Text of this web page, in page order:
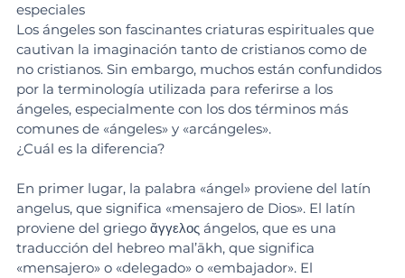
especiales
Los ángeles son fascinantes criaturas espirituales que
cautivan la imaginación tanto de cristianos como de
no cristianos. Sin embargo, muchos están confundidos
por la terminología utilizada para referirse a los
ángeles, especialmente con los dos términos más
comunes de «ángeles» y «arcángeles».
¿Cuál es la diferencia?
En primer lugar, la palabra «ángel» proviene del latín
angelus, que significa «mensajero de Dios». El latín
proviene del griego ἄγγελος ángelos, que es una
traducción del hebreo mal’ākh, que significa
«mensajero» o «delegado» o «embajador». El